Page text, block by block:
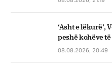
‘Asht e lëkurë’,
peshë kohëve
08.08.2026, 20:49